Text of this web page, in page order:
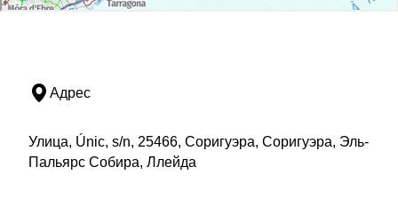
Адрес
Улица, Únic, s/n, 25466, Соригуэра, Соригуэра, Эль-
Пальярс Собира, Ллейда